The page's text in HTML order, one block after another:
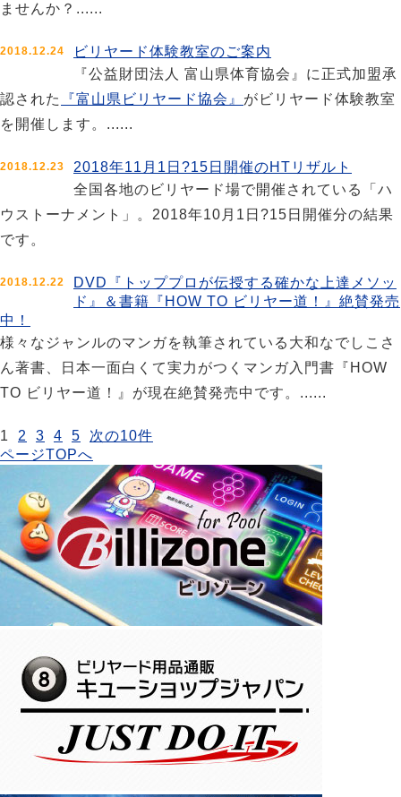
ませんか？......
2018.12.24
ビリヤード体験教室のご案内
『公益財団法人 富山県体育協会』に正式加盟承
認された
『富山県ビリヤード協会』 がビリヤード体験教室
を開催します。......
2018.12.23
2018年11月1日?15日開催のHTリザルト
全国各地のビリヤード場で開催されている「ハ
ウストーナメント」。2018年10月1日?15日開催分の結果
です。
2018.12.22
DVD『トッププロが伝授する確かな上達メソッ
ド』＆書籍『HOW TO ビリヤー道！』絶賛発売
中！
様々なジャンルのマンガを執筆されている大和なでしこさ
ん著書、日本一面白くて実力がつくマンガ入門書『HOW
TO ビリヤー道！』が現在絶賛発売中です。......
1 2 3 4 5
次の10件
ページTOPへ